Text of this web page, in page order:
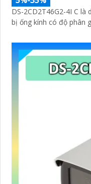
DS-2CD2T46G2-4I C
bị ống kính có độ phân